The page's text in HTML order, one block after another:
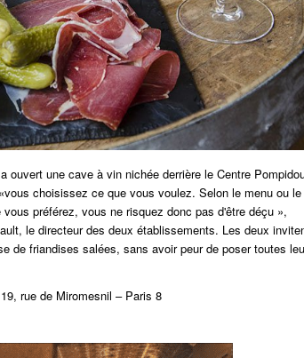
une cave à vin nichée derrière le Centre
choisissez ce que vous voulez. Selon le menu ou le
préférez, vous ne risquez donc pas d'être déçu »,
le directeur des deux établissements. Les deux
de friandises salées, sans avoir peur de poser toutes
rue de Miromesnil – Paris 8